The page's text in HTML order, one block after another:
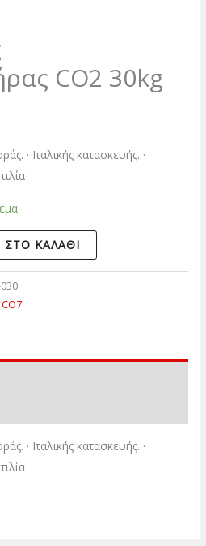
CO2 30kg
· Ιταλικής κατασκευής. ·
ΚΑΛΆΘΙ
· Ιταλικής κατασκευής. ·